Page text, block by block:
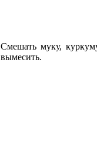
Смешать муку,
вымесить.